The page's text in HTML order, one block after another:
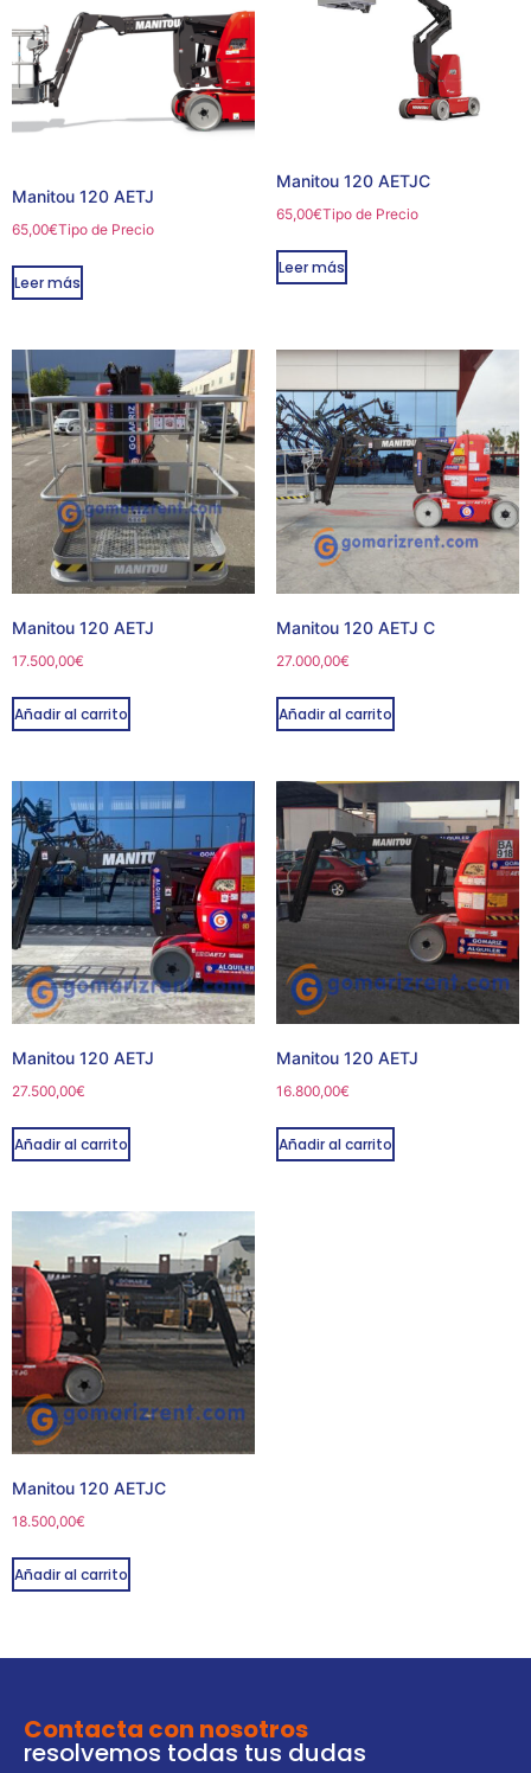
Manitou 120 AETJ
65,00€Tipo de Precio
Leer más
Manitou 120 AETJC
65,00€Tipo de Precio
Leer más
Manitou 120 AETJ
17.500,00€
Añadir al carrito
Manitou 120 AETJ C
27.000,00€
Añadir al carrito
Manitou 120 AETJ
27.500,00€
Añadir al carrito
Manitou 120 AETJ
16.800,00€
Añadir al carrito
Manitou 120 AETJC
18.500,00€
Añadir al carrito
Contacta con nosotros
resolvemos todas tus dudas